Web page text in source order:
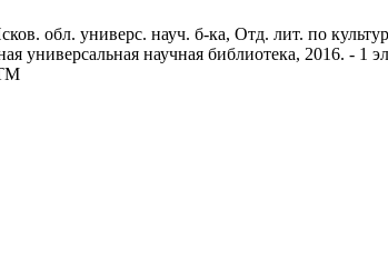
обл. универс. науч. б-ка, Отд. лит. по
универсальная научная библиотека, 2016. - 1